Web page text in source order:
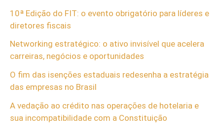
10ª Edição do FIT: o evento obrigatório para líderes e
diretores fiscais
Networking estratégico: o ativo invisível que acelera
carreiras, negócios e oportunidades
O fim das isenções estaduais redesenha a estratégia
das empresas no Brasil
A vedação ao crédito nas operações de hotelaria e
sua incompatibilidade com a Constituição